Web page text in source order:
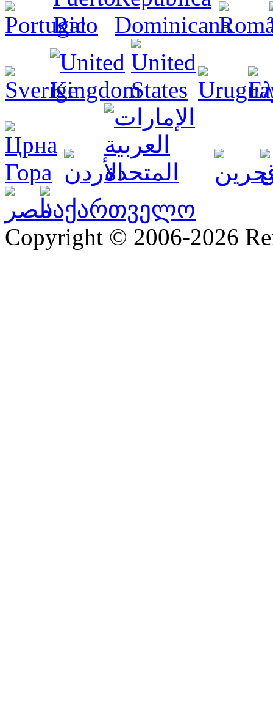
Copyright © 2006-2026